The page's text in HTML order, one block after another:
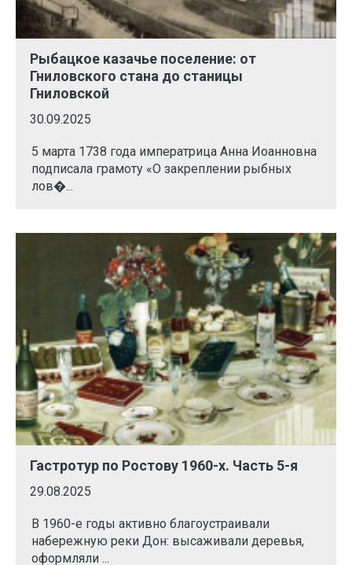
Рыбацкое казачье поселение: от
Гниловского стана до станицы
Гниловской
30.09.2025
5 марта 1738 года императрица Анна Иоанновна
подписала грамоту «О закреплении рыбных
лов�...
Гастротур по Ростову 1960-х. Часть 5-я
29.08.2025
В 1960-е годы активно благоустраивали
набережную реки Дон: высаживали деревья,
оформляли ...